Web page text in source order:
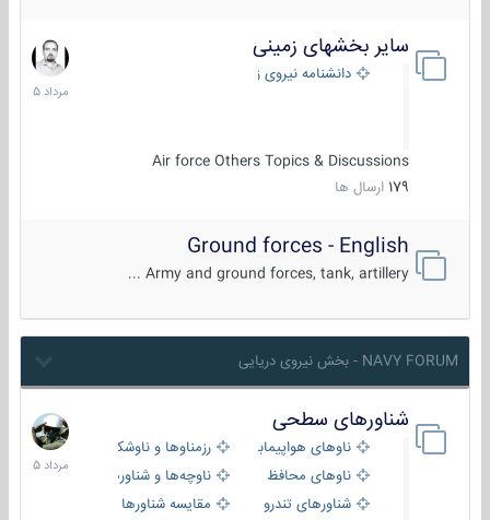
سایر بخشهای زمینی
دانشنامه نیروی زمینی
Air force Others Topics & Discussions
179 ارسال ها
9
مرداد
1405
Ground forces - English
Army and ground forces, tank, artillery ...
NAVY FORUM - بخش نیروی دریایی
شناورهای سطحی
ناوهای هواپیمابر و بالگرد بررزمناوها و ناوشکن‌ها
ناوهای محافظ
ناوچه‌ها و شناورهای گشتی
شناورهای تندرو
مقایسه شناورها
2
مرداد
1405